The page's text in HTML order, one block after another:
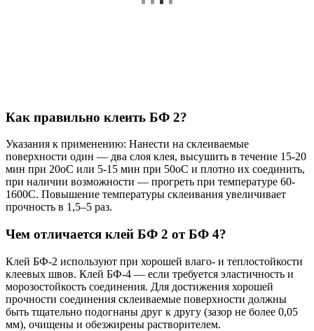
Как правильно клеить БФ 2?
Указания к применению: Нанести на склеиваемые
поверхности один — два слоя клея, высушить в течение 15-20
мин при 20оС или 5-15 мин при 50оС и плотно их соединить,
при наличии возможности — прогреть при температуре 60-
1600С. Повышение температуры склеивания увеличивает
прочность в 1,5–5 раз.
Чем отличается клей БФ 2 от БФ 4?
Клей БФ-2 используют при хорошей влаго- и теплостойкости
клеевых швов. Клей БФ-4 — если требуется эластичность и
морозостойкость соединения. Для достижения хорошей
прочности соединения склеиваемые поверхности должны
быть тщательно подогнаны друг к другу (зазор не более 0,05
мм), очищены и обезжирены растворителем.